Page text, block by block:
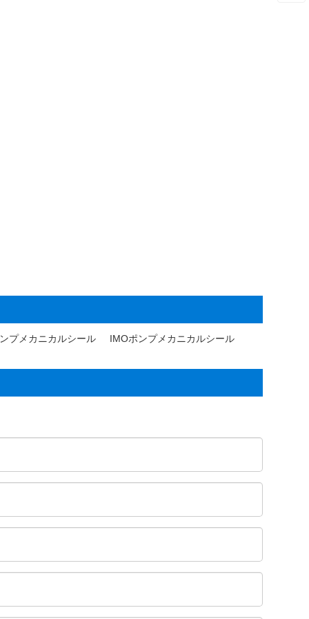
プメカニカルシール
IMOポンプメカニカルシール